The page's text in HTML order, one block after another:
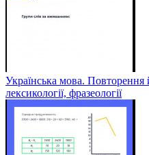
Українська мова. Повторення
лексикології, фразеології